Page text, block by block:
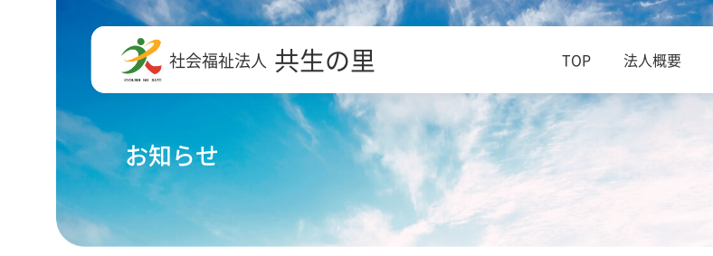
社会福祉法人 共生の里 TOP 法人概要
お知らせ